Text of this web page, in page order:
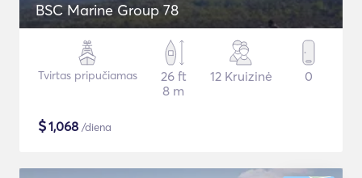
BSC Marine Group 78
Tvirtas pripučiamas
26 ft
8 m
12 Kruizinė 0
$1,068 /diena